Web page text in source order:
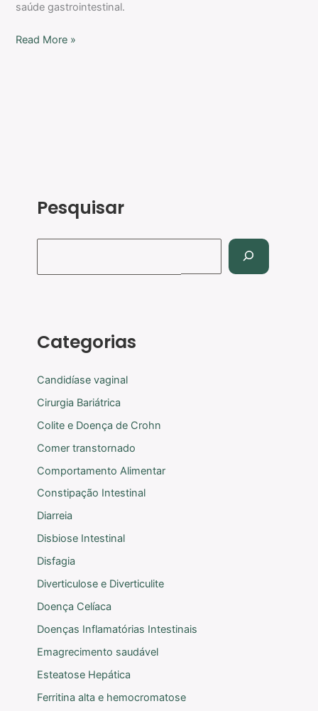
saúde gastrointestinal.
Read More »
Pesquisar
Categorias
Candidíase vaginal
Cirurgia Bariátrica
Colite e Doença de Crohn
Comer transtornado
Comportamento Alimentar
Constipação Intestinal
Diarreia
Disbiose Intestinal
Disfagia
Diverticulose e Diverticulite
Doença Celíaca
Doenças Inflamatórias Intestinais
Emagrecimento saudável
Esteatose Hepática
Ferritina alta e hemocromatose